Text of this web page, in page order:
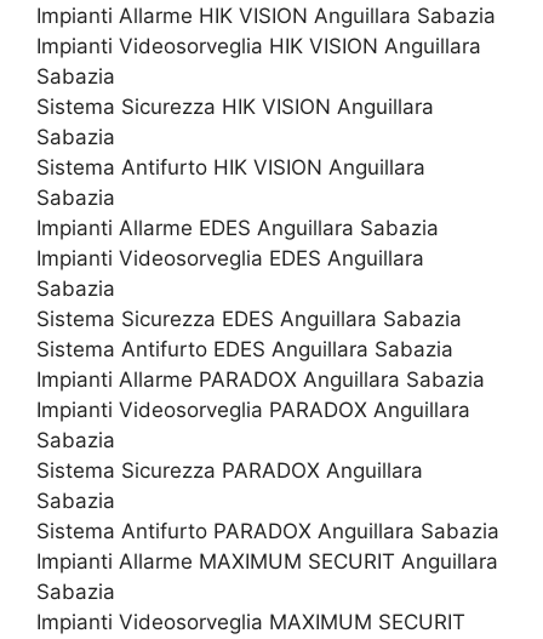
Impianti Allarme HIK VISION Anguillara Sabazia
Impianti Videosorveglia HIK VISION Anguillara
Sabazia
Sistema Sicurezza HIK VISION Anguillara
Sabazia
Sistema Antifurto HIK VISION Anguillara
Sabazia
Impianti Allarme EDES Anguillara Sabazia
Impianti Videosorveglia EDES Anguillara
Sabazia
Sistema Sicurezza EDES Anguillara Sabazia
Sistema Antifurto EDES Anguillara Sabazia
Impianti Allarme PARADOX Anguillara Sabazia
Impianti Videosorveglia PARADOX Anguillara
Sabazia
Sistema Sicurezza PARADOX Anguillara
Sabazia
Sistema Antifurto PARADOX Anguillara Sabazia
Impianti Allarme MAXIMUM SECURIT Anguillara
Sabazia
Impianti Videosorveglia MAXIMUM SECURIT